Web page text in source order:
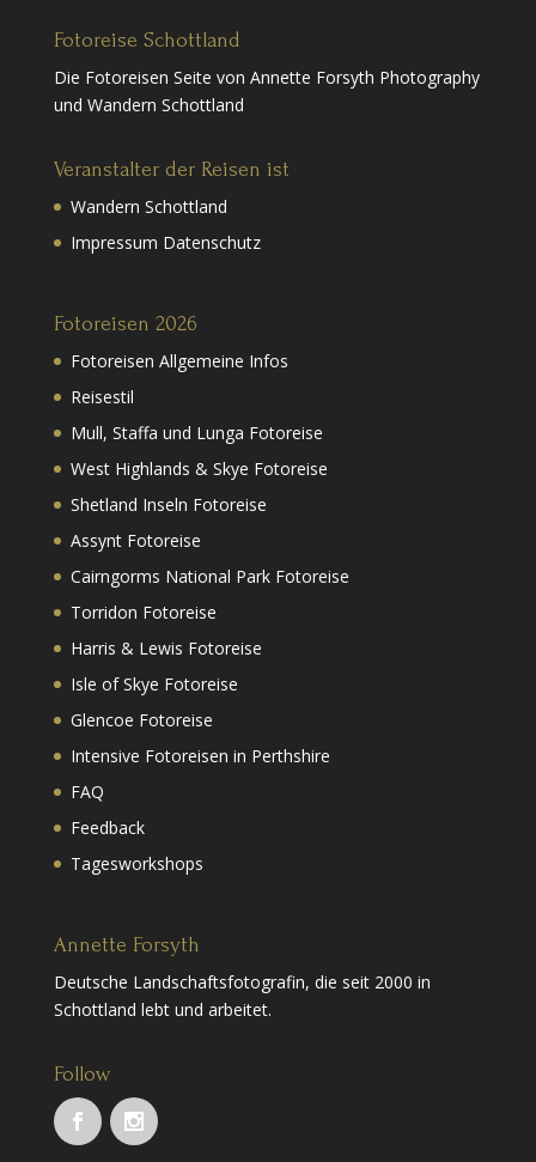
Fotoreise Schottland
Die Fotoreisen Seite von Annette Forsyth Photography
und Wandern Schottland
Veranstalter der Reisen ist
Wandern Schottland
Impressum Datenschutz
Fotoreisen 2026
Fotoreisen Allgemeine Infos
Reisestil
Mull, Staffa und Lunga Fotoreise
West Highlands & Skye Fotoreise
Shetland Inseln Fotoreise
Assynt Fotoreise
Cairngorms National Park Fotoreise
Torridon Fotoreise
Harris & Lewis Fotoreise
Isle of Skye Fotoreise
Glencoe Fotoreise
Intensive Fotoreisen in Perthshire
FAQ
Feedback
Tagesworkshops
Annette Forsyth
Deutsche Landschaftsfotografin, die seit 2000 in
Schottland lebt und arbeitet.
Follow